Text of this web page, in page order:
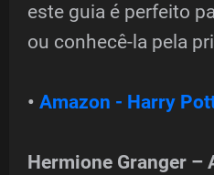
este guia é perfeito
ou conhecê-la pela
• Amazon - Harry
Hermione Granger –